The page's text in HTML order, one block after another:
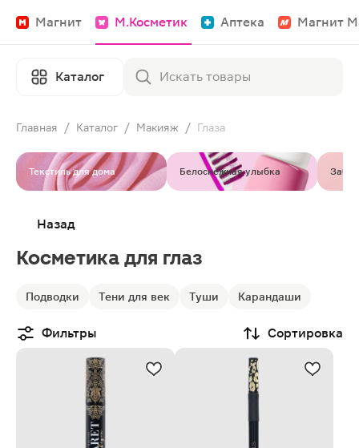
Магнит М.Косметик Аптека Магнит
Каталог
Главная / Каталог / Макияж / Глаза
Текстиль для дома Белоснежная улыбка
Назад
Косметика для глаз
Подводки Тени для век Туши Карандаши
Фильтры Сортировка